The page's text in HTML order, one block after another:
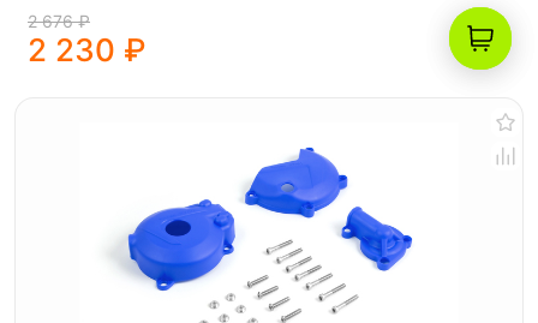
черные OTOM
2 676 ₽
2 230 ₽